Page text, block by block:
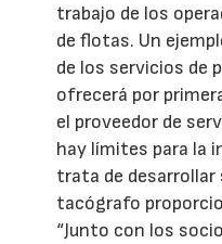
trabajo de los
de flotas. Un
de los servicios de
ofrecerá por
el proveedor de
hay límites para la
trata de desarrollar
tacógrafo
“Junto con los